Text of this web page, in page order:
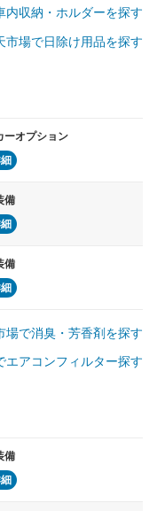
内収納・ホルダーを探す
市場で日除け用品を探す
ーオプション
備
備
場で消臭・芳香剤を探す
エアコンフィルター探す
備